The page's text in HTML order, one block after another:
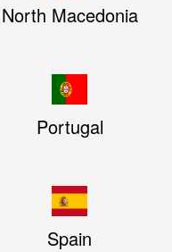
North Macedonia
Portugal
Spain